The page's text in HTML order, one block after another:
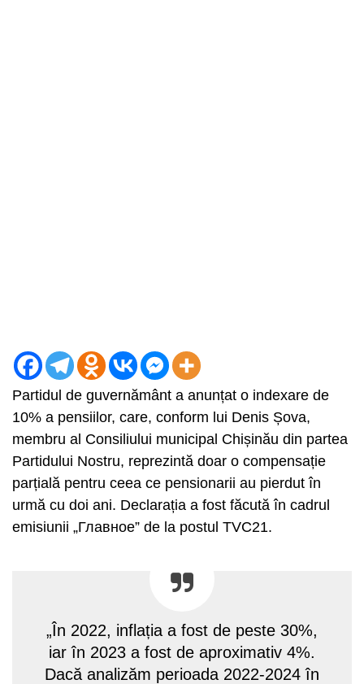
Partidul de guvernământ a anunțat o indexare de
10% a pensiilor, care, conform lui Denis Șova,
membru al Consiliului municipal Chișinău din partea
Partidului Nostru, reprezintă doar o compensație
parțială pentru ceea ce pensionarii au pierdut în
urmă cu doi ani. Declarația a fost făcută în cadrul
emisiunii „Главное” de la postul TVC21.
„În 2022, inflația a fost de peste 30%,
iar în 2023 a fost de aproximativ 4%.
Dacă analizăm perioada 2022-2024 în